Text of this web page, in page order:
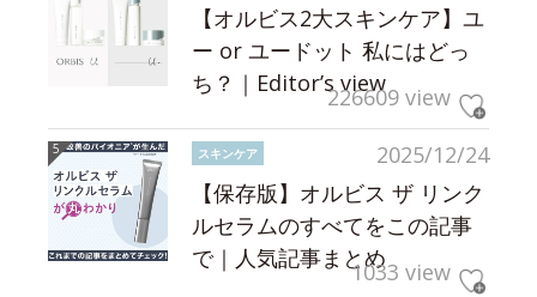
【オルビス2大スキンケア】ユ
ー or ユードット 私にはどっ
ち？｜Editor’s view226609 view
2025/12/24
スキンケア
【保存版】オルビス ザ リンク
ルセラムのすべてをこの記事
で｜人気記事まとめ1033 view